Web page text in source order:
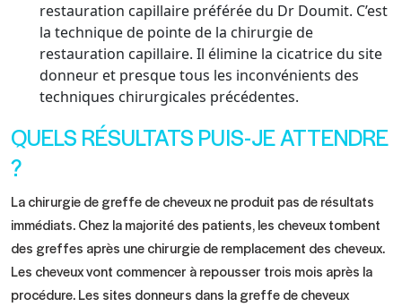
restauration capillaire préférée du Dr Doumit. C’est
la technique de pointe de la chirurgie de
restauration capillaire. Il élimine la cicatrice du site
donneur et presque tous les inconvénients des
techniques chirurgicales précédentes.
QUELS RÉSULTATS PUIS-JE ATTENDRE
?
La chirurgie de greffe de cheveux ne produit pas de résultats
immédiats. Chez la majorité des patients, les cheveux tombent
des greffes après une chirurgie de remplacement des cheveux.
Les cheveux vont commencer à repousser trois mois après la
procédure. Les sites donneurs dans la greffe de cheveux